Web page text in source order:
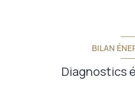
BILAN
Diagnostics